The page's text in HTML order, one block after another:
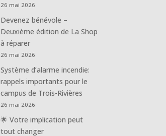
26 mai 2026
Devenez bénévole –
Deuxième édition de La Shop
à réparer
26 mai 2026
Système d’alarme incendie:
rappels importants pour le
campus de Trois-Rivières
26 mai 2026
🌟 Votre implication peut
tout changer